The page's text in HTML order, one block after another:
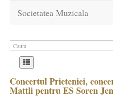
Societatea Muzicala
Concertul Prieteniei,
Mattli pentru ES Soren